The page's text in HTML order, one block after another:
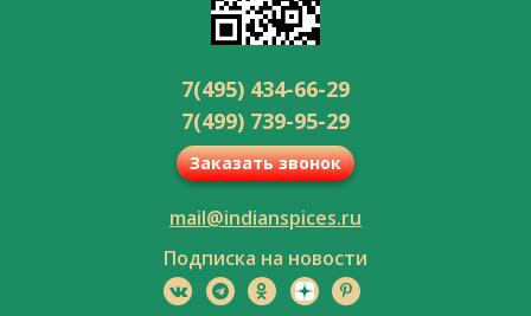
7(495) 434-66-29
7(499) 739-95-29
Заказать звонок
mail@indianspices.ru
Подписка на новости